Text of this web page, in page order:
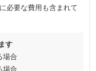
必要な費用も含まれて
す
場合
場合